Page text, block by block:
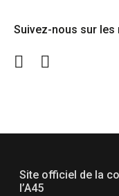
Suivez-nous sur les
Twitter
Site officiel de la
l’A45